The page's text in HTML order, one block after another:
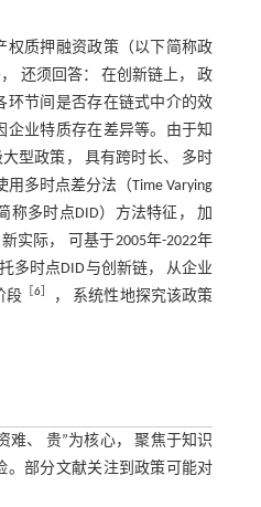
权质押融资政策（以下简称政
还须回答： 在创新链上， 政
环节间是否存在链式中介的效
企业特质存在差异等。由于知
型政策， 具有跨时长、 多时
多时点差分法（Time Varying
称多时点DID）方法特征， 加
实际， 可基于2005年-2022年
多时点DID与创新链， 从企业
段 ［6
， 系统性地探究该政策
难、 贵”为核心， 聚焦于知识
。部分文献关注到政策可能对